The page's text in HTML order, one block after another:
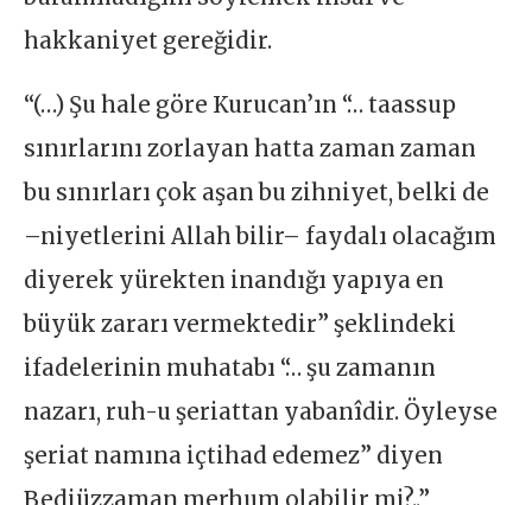
hakkaniyet gereğidir.
“(…) Şu hale göre Kurucan’ın “… taassup
sınırlarını zorlayan hatta zaman zaman
bu sınırları çok aşan bu zihniyet, belki de
–niyetlerini Allah bilir– faydalı olacağım
diyerek yürekten inandığı yapıya en
büyük zararı vermektedir” şeklindeki
ifadelerinin muhatabı “… şu zamanın
nazarı, ruh-u şeriattan yabanîdir. Öyleyse
şeriat namına içtihad edemez” diyen